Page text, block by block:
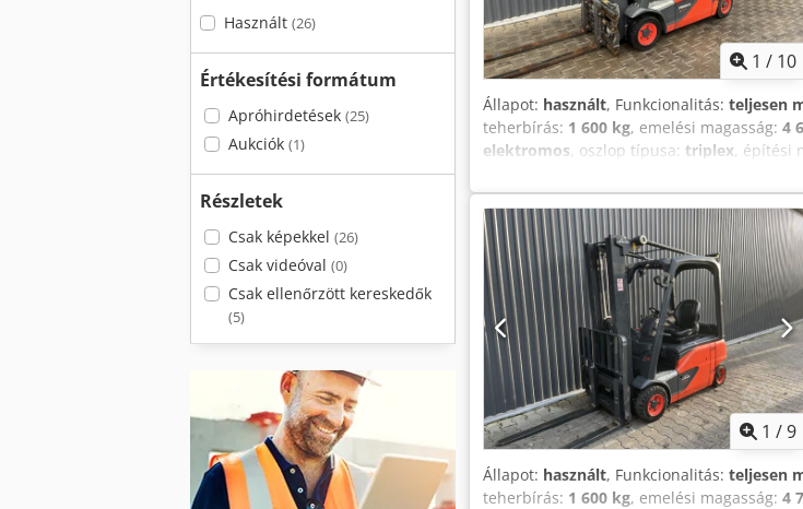
Használt (26)
Értékesítési formátum
Apróhirdetések (25)
Aukciók (1)
Részletek
Csak képekkel (26)
Csak videóval (0)
Csak ellenőrzött kereskedők
(5)
1 / 10
Állapot: használt, Funkcionalitás: teljesen
teherbírás: 1 600 kg, emelési magasság: 4
elektromos, oszlop típusa: triplex, építési
targonca ISO osztály: ISO 2. osztály =
Állapot: használatra kész és teljesen
villapozicionáló, 3. szelep, 4. szelep,
1 /9
Állapot: használt, Funkcionalitás: teljesen
teherbírás: 1 600 kg, emelési magasság: 4